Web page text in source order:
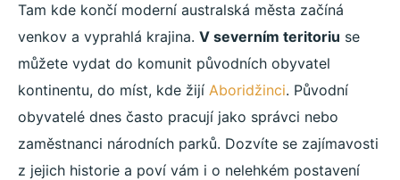
Tam kde končí moderní australská města začíná
venkov a vyprahlá krajina. V severním teritoriu se
můžete vydat do komunit původních obyvatel
kontinentu, do míst, kde žijí Aboridžinci. Původní
obyvatelé dnes často pracují jako správci nebo
zaměstnanci národních parků. Dozvíte se zajímavosti
z jejich historie a poví vám i o nelehkém postavení